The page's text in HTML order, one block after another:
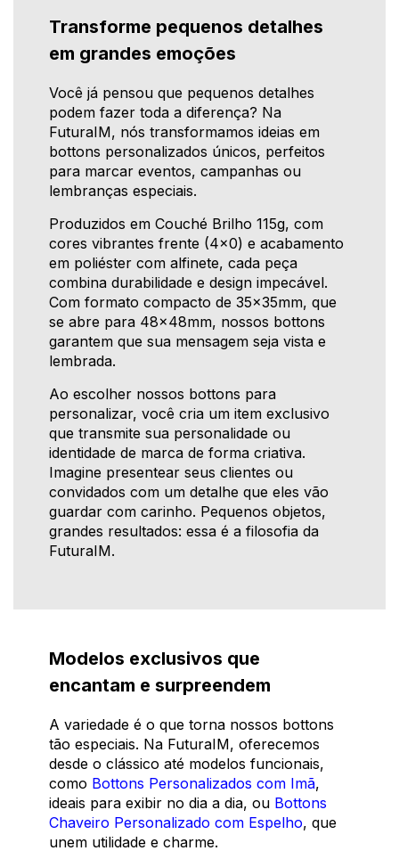
Transforme pequenos detalhes
em grandes emoções
Você já pensou que pequenos detalhes
podem fazer toda a diferença? Na
FuturaIM, nós transformamos ideias em
bottons personalizados únicos, perfeitos
para marcar eventos, campanhas ou
lembranças especiais.
Produzidos em Couché Brilho 115g, com
cores vibrantes frente (4x0) e acabamento
em poliéster com alfinete, cada peça
combina durabilidade e design impecável.
Com formato compacto de 35x35mm, que
se abre para 48x48mm, nossos bottons
garantem que sua mensagem seja vista e
lembrada.
Ao escolher nossos bottons para
personalizar, você cria um item exclusivo
que transmite sua personalidade ou
identidade de marca de forma criativa.
Imagine presentear seus clientes ou
convidados com um detalhe que eles vão
guardar com carinho. Pequenos objetos,
grandes resultados: essa é a filosofia da
FuturaIM.
Modelos exclusivos que
encantam e surpreendem
A variedade é o que torna nossos bottons
tão especiais. Na FuturaIM, oferecemos
desde o clássico até modelos funcionais,
como Bottons Personalizados com Imã,
ideais para exibir no dia a dia, ou Bottons
Chaveiro Personalizado com Espelho, que
unem utilidade e charme.